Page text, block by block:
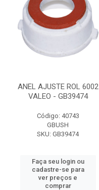
ANEL AJUSTE ROL 6002
VALEO - GB39474
Código: 40743
GBUSH
SKU: GB39474
Faça seu login ou
cadastre-se para
ver preços e
comprar